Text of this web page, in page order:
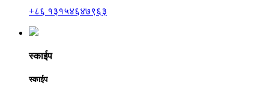
+८६ १३१५४६४७९६३
स्काईप
स्काईप